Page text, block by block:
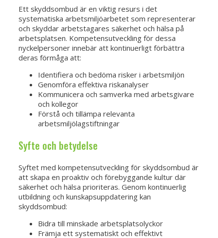
Ett skyddsombud är en viktig resurs i det
systematiska arbetsmiljöarbetet som representerar
och skyddar arbetstagares säkerhet och hälsa på
arbetsplatsen. Kompetensutveckling för dessa
nyckelpersoner innebär att kontinuerligt förbättra
deras förmåga att:
Identifiera och bedöma risker i arbetsmiljön
Genomföra effektiva riskanalyser
Kommunicera och samverka med arbetsgivare
och kollegor
Förstå och tillämpa relevanta
arbetsmiljölagstiftningar
Syfte och betydelse
Syftet med kompetensutveckling för skyddsombud är
att skapa en proaktiv och förebyggande kultur där
säkerhet och hälsa prioriteras. Genom kontinuerlig
utbildning och kunskapsuppdatering kan
skyddsombud:
Bidra till minskade arbetsplatsolyckor
Främja ett systematiskt och effektivt